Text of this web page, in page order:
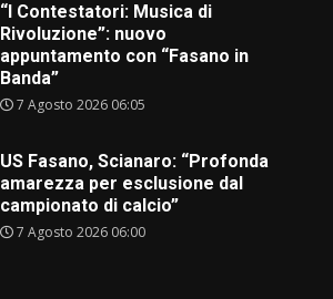
“I Contestatori: Musica di
Rivoluzione”: nuovo
appuntamento con “Fasano in
Banda”
7 Agosto 2026 06:05
US Fasano, Scianaro: “Profonda
amarezza per esclusione dal
campionato di calcio”
7 Agosto 2026 06:00